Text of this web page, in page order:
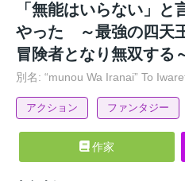
「無能はいらない」
やった ～最強の四天
冒険者となり無双する
別名: “munou Wa Iranai” To
アクション ファンタジー
作家